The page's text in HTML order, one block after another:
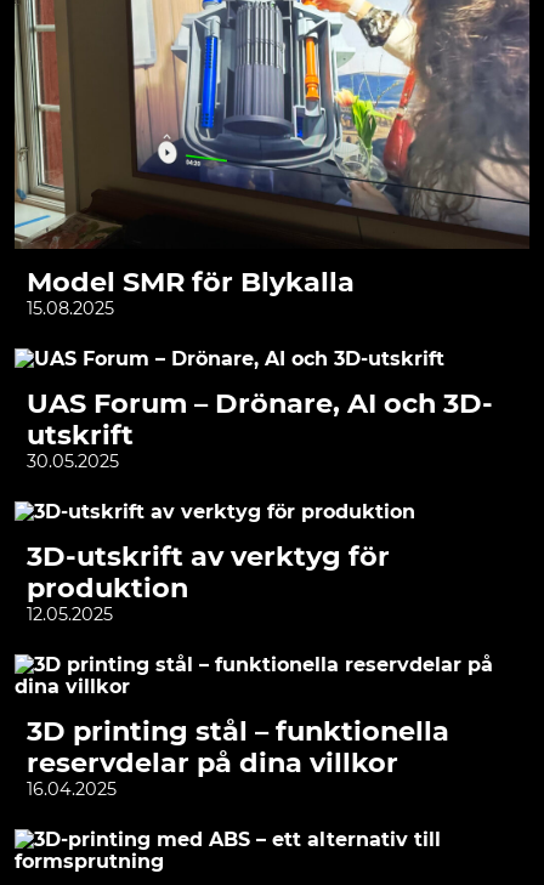
Model SMR för Blykalla
15.08.2025
UAS Forum – Drönare, AI och 3D-
utskrift
30.05.2025
3D-utskrift av verktyg för
produktion
12.05.2025
3D printing stål – funktionella
reservdelar på dina villkor
16.04.2025